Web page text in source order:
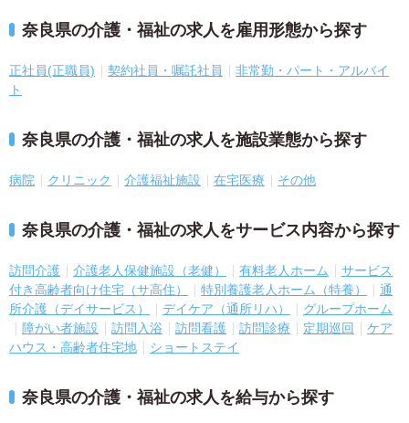
奈良県の介護・福祉の求人を雇用形態から探す
正社員(正職員) 契約社員・嘱託社員
非常勤・パート・アルバイ
ト
奈良県の介護・福祉の求人を施設業態から探す
病院 クリニック 介護福祉施設 在宅医療 その他
奈良県の介護・福祉の求人をサービス内容から探す
訪問介護 介護老人保健施設（老健） 有料老人ホーム
サービス
付き高齢者向け住宅（サ高住）
特別養護老人ホーム（特養）
通
所介護（デイサービス）
デイケア（通所リハ）
グループホーム
障がい者施設
訪問入浴 訪問看護 訪問診療 定期巡回
ケア
ハウス・高齢者住宅地
ショートステイ
奈良県の介護・福祉の求人を給与から探す